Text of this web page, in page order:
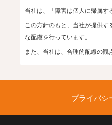
当社は、「障害は個人に帰属
この方針のもと、当社が提供
な配慮を行っています。
また、当社は、合理的配慮の
プライバシ